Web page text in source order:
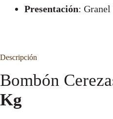
Presentación: Granel
Descripción
Bombón
Kg